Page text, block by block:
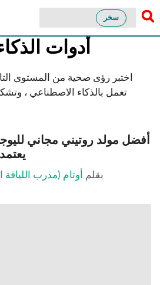
سخر
أدوات
اختبر رؤى صحية من المستوى
تعمل بالذكاء الاصطناعي ،
أفضل مولد روتيني مجاني
بقلم أوتام (مدرب اللياقة